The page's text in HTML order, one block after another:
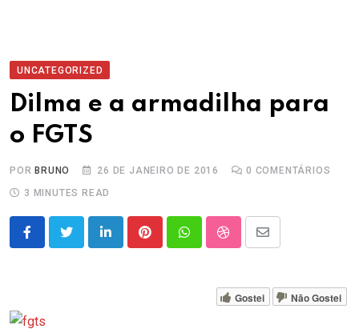
UNCATEGORIZED
Dilma e a armadilha para
o FGTS
POR BRUNO 26 DE JANEIRO DE 2016 0 COMENTÁRIOS
3 MINUTES READ
LinkedInPinterestWhatsappStumbleUpon
Share
Email
Gostei Não Gostei